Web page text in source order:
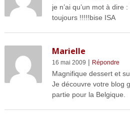
je n’ai qu’un mot à
toujours !!!!!bise ISA
Marielle
16 mai 2009 | Répondre
Magnifique dessert et
Je découvre votre blog
partie pour la Belgique.